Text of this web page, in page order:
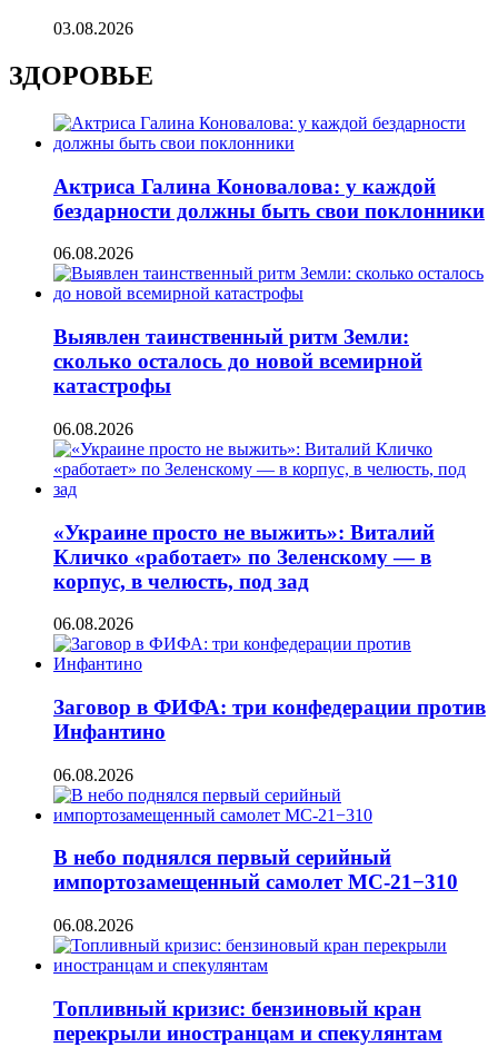
03.08.2026
ЗДОРОВЬЕ
Актриса Галина Коновалова: у каждой
бездарности должны быть свои поклонники
06.08.2026
Выявлен таинственный ритм Земли:
сколько осталось до новой всемирной
катастрофы
06.08.2026
«Украине просто не выжить»: Виталий
Кличко «работает» по Зеленскому — в
корпус, в челюсть, под зад
06.08.2026
Заговор в ФИФА: три конфедерации против
Инфантино
06.08.2026
В небо поднялся первый серийный
импортозамещенный самолет МС-21−310
06.08.2026
Топливный кризис: бензиновый кран
перекрыли иностранцам и спекулянтам